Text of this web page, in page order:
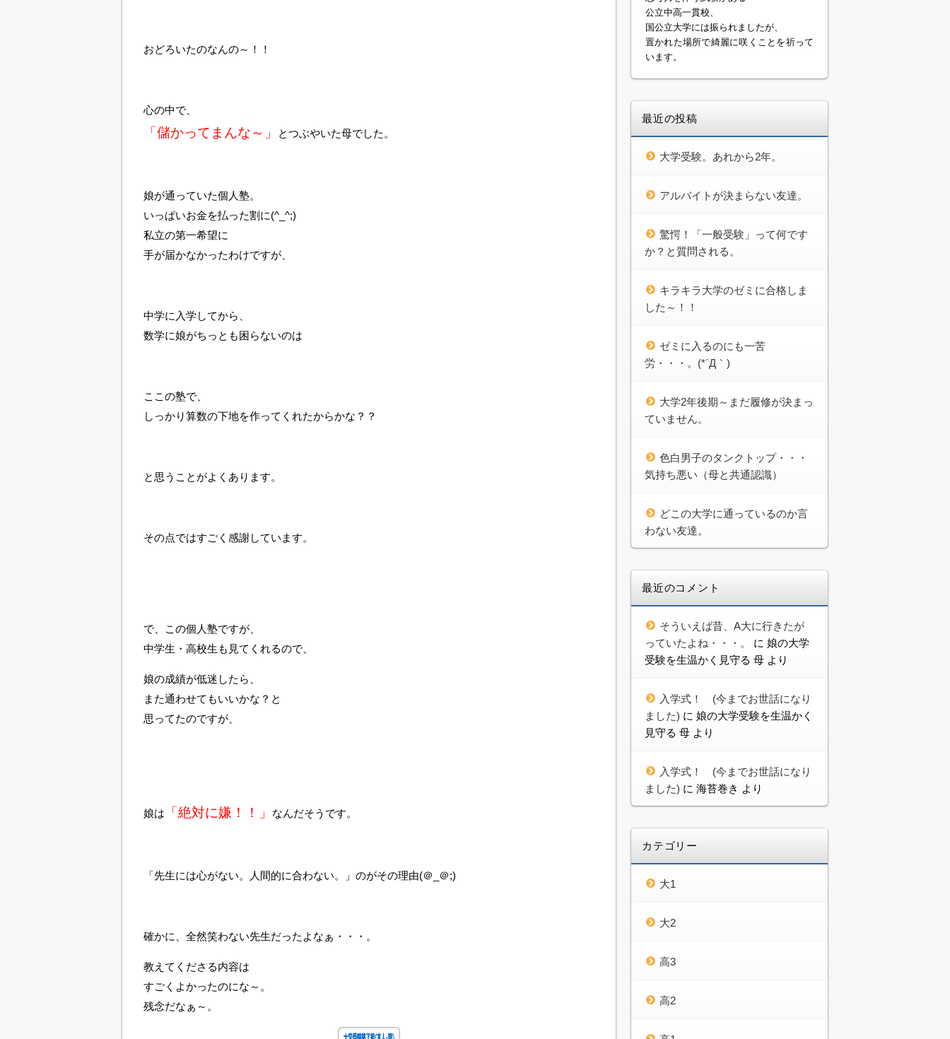
おどろいたのなんの～！！
心の中で、
「儲かってまんな～」 とつぶやいた母でした。
娘が通っていた個人塾。
いっぱいお金を払った割に(^_^;)
私立の第一希望に
手が届かなかったわけですが、
中学に入学してから、
数学に娘がちっとも困らないのは
ここの塾で、
しっかり算数の下地を作ってくれたからかな？？
と思うことがよくあります。
その点ではすごく感謝しています。
で、この個人塾ですが、
中学生・高校生も見てくれるので、
娘の成績が低迷したら、
また通わせてもいいかな？と
思ってたのですが、
娘は 「絶対に嫌！！」 なんだそうです。
「先生には心がない。人間的に合わない。」のがその理由(＠_＠;)
確かに、全然笑わない先生だったよなぁ・・・。
教えてくださる内容は
すごくよかったのにな～。
残念だなぁ～。
公立中高一貫校、
国公立大学には振られましたが、
置かれた場所で綺麗に咲くことを祈って
います。
最近の投稿
大学受験。あれから2年。
アルバイトが決まらない友達。
驚愕！「一般受験」って何です
か？と質問される。
キラキラ大学のゼミに合格しま
した～！！
ゼミに入るのにも一苦
労・・・。(*´Д｀)
大学2年後期～まだ履修が決まっ
ていません。
色白男子のタンクトップ・・・
気持ち悪い（母と共通認識）
どこの大学に通っているのか言
わない友達。
最近のコメント
そういえば昔、A大に行きたが
っていたよね・・・。
に 娘の大学
受験を生温かく見守る 母 より
入学式！ (今までお世話になり
ました) に 娘の大学受験を生温かく
見守る 母 より
入学式！ (今までお世話になり
ました) に 海苔巻き より
カテゴリー
大1
大2
高3
高2